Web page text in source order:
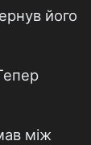
його
між